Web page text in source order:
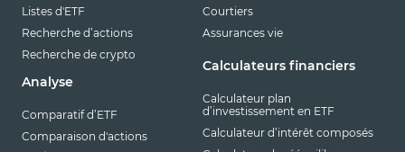
Listes d'ETF
Recherche d’actions
Recherche de crypto
Analyse
Comparatif d’ETF
Comparaison d'actions
Courtiers
Assurances vie
Calculateurs financiers
Calculateur plan
d’investissement en ETF
Calculateur d’intérêt composés